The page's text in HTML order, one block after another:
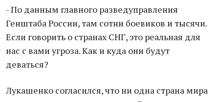
- По данным главного разведуправления
Генштаба России, там сотни боевиков и тысячи.
Если говорить о странах СНГ, это реальная для
нас с вами угроза. Как и куда они будут
деваться?
Лукашенко согласился, что ни одна страна мира